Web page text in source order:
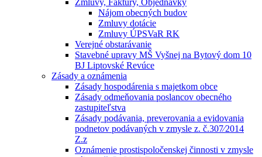
Zmluvy, Faktúry, Objednávky
Nájom obecných budov
Zmluvy dotácie
Zmluvy ÚPSVaR RK
Verejné obstarávanie
Stavebné upravy MŠ Vyšnej na Bytový dom 10
BJ Liptovské Revúce
Zásady a oznámenia
Zásady hospodárenia s majetkom obce
Zásady odmeňovania poslancov obecného
zastupiteľstva
Zásady podávania, preverovania a evidovania
podnetov podávaných v zmysle z. č.307⁄2014
Z.z
Oznámenie prostispoločenskej činnosti v zmysle